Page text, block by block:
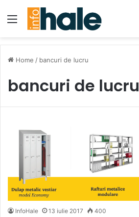
Menu
Home / bancuri de lucru
bancuri de lucru
InfoHale 13 iulie 2017 400